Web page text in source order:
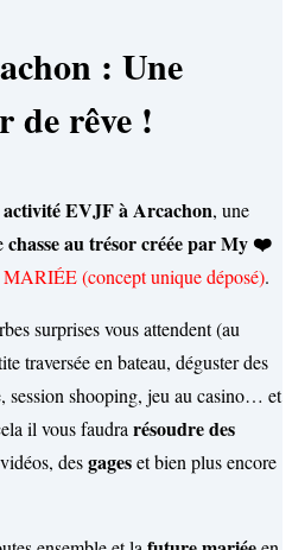
: Une
de rêve !
EVJF à Arcachon, une
chasse au trésor créée par My ❤️
(concept unique déposé).
surprises vous attendent (au
traversée en bateau, déguster des
session shooping, jeu au casino… et
il vous faudra résoudre des
desgageset bien plus encore